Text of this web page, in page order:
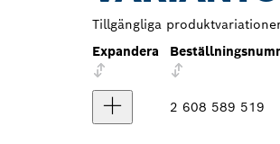
Tillgängliga
Expandera
2 608 589 519